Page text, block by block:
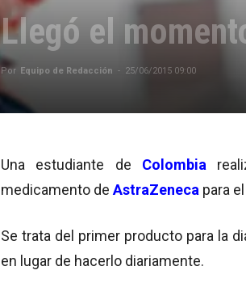
Llegó el
Por Equipo de Redacción - 25/06/2015 09:00
Una estudiante de Colombia
medicamento de AstraZeneca para
Se trata del primer producto para la
en lugar de hacerlo diariamente.